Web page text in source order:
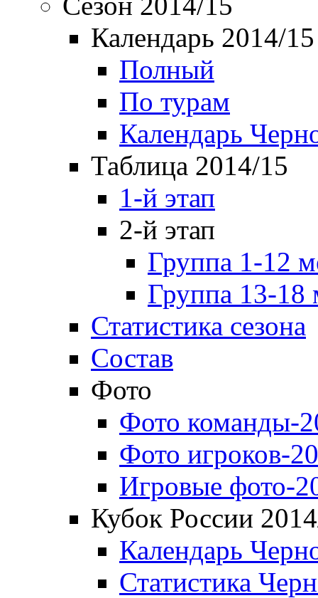
Календарь 2014/15
Полный
По турам
Календарь
Таблица 2014/15
1-й этап
2-й этап
Группа 1-12
Группа 13-18
Статистика сезона
Состав
Фото
Фото команды-
Фото игроков-
Игровые фото-
Кубок России
Календарь
Статистика